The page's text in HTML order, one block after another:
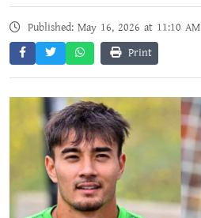
Published: May 16, 2026 at 11:10 AM
Print